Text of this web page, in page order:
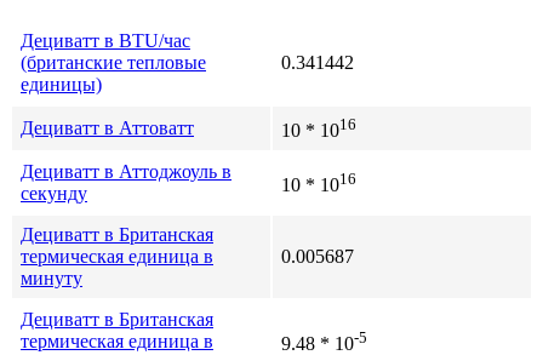
Дециватт в BTU/час
(британские тепловые
единицы)
0.341442
Дециватт в Аттоватт 10 * 1016
Дециватт в Аттоджоуль в
секунду
10 * 1016
Дециватт в Британская
термическая единица в
минуту
0.005687
Дециватт в Британская
термическая единица в
9.48 * 10-5